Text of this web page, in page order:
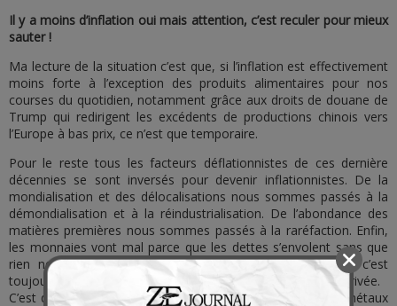
Il y a moins d’inflation oui mais attention, c’est reculer pour mieux
sauter !
Ma lecture de la situation c’est que, si l’inflation est effectivement
moins forte à l’exception des produits alimentaires pour nos
courses du quotidien, notamment grâce aux droits de douane de
Trump qui redirigent les excédents de productions chinois vers
l’Europe à bas prix, ce n’est que temporaire.
Pour le reste tous les facteurs déflationnistes de ces dernière
décennies se sont inversés pour devenir inflationnistes. De la
mondialisation et des délocalisations nous sommes passés à la
démondialisation et à la réindustrialisation. De l’abondance des
matières premières nous sommes passés à la raréfaction. Enfin,
les monnaies vont mal parce que les dettes s’envolent sans que
rien ne puisse sembler les arrêter. Alors plus de dettes c’est
toujours plus de monnaie et donc l’inflation monétaire à l’arrivée.
C’est d’ailleurs ce phénomène que la récente envolée des métaux